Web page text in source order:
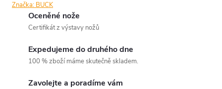
Značka: BUCK
Oceněné nože
Certifikát z výstavy nožů
Expedujeme do druhého dne
100 % zboží máme skutečně skladem.
Zavolejte a poradíme vám